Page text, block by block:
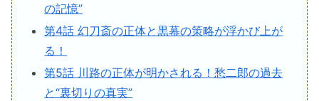
の記憶”
第4話 幻刀斎の正体と黒幕の策略が浮かび上が
る！
第5話 川路の正体が明かされる！愁二郎の過去
と“裏切りの真実”